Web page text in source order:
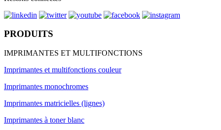
PRODUITS
IMPRIMANTES ET MULTIFONCTIONS
Imprimantes et multifonctions couleur
Imprimantes monochromes
Imprimantes matricielles (lignes)
Imprimantes à toner blanc